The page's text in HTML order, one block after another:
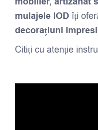
mulajele IOD îți
decorațiuni
Citiți cu atenție